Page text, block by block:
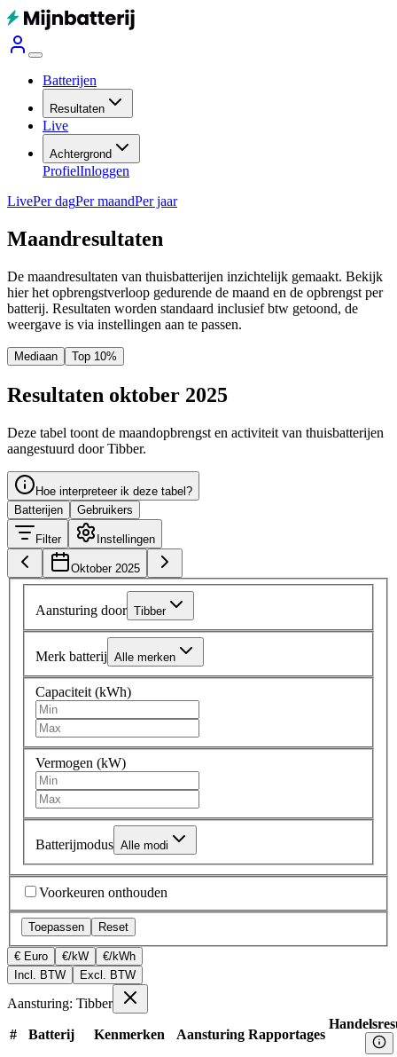
Batterijen
Resultaten
Live
Achtergrond
ProfielInloggen
LivePer dagPer maandPer jaar
Maandresultaten
De maandresultaten van thuisbatterijen inzichtelijk gemaakt. Bekijk
hier het opbrengstverloop gedurende de maand en de opbrengst per
batterij. Resultaten worden standaard inclusief btw getoond, de
weergave is via instellingen aan te passen.
Mediaan Top 10%
Resultaten oktober 2025
Deze tabel toont de maandopbrengst en activiteit van thuisbatterijen
aangestuurd door Tibber.
Hoe interpreteer ik deze tabel?
Batterijen
Gebruikers
Filter Instellingen
Oktober 2025
Aansturing door Tibber
Merk batterij Alle merken
Capaciteit (kWh)
Vermogen (kW)
Batterijmodus Alle modi
Voorkeuren onthouden
Toepassen Reset
€ Euro €/kW
€/kWh
Incl. BTW
Excl. BTW
Aansturing: Tibber
# Batterij Kenmerken Aansturing Rapportages